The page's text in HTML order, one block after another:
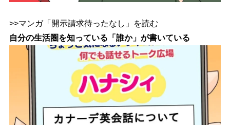
>>マンガ「開示請求待ったなし」を読む
自分の生活圏を知っている「誰か」が書いている